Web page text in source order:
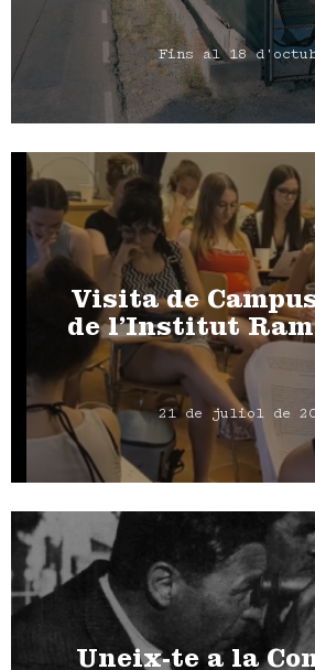
Fins al 18
Visita de
de l’Institut
21 de juliol de
Uneix-te a la